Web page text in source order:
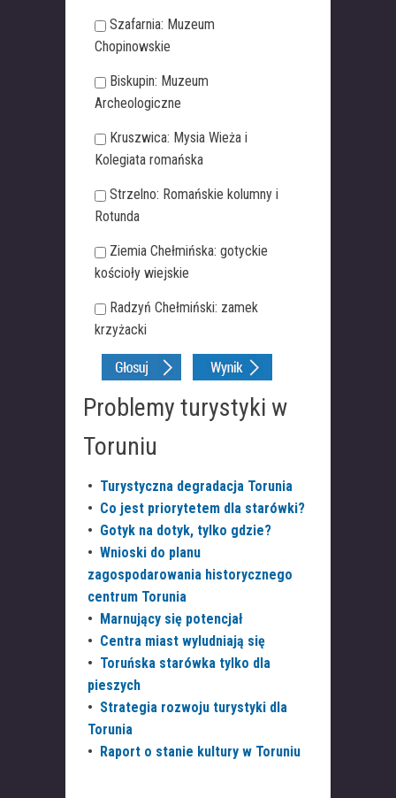
Szafarnia: Muzeum
Chopinowskie
Biskupin: Muzeum
Archeologiczne
Kruszwica: Mysia Wieża i
Kolegiata romańska
Strzelno: Romańskie kolumny i
Rotunda
Ziemia Chełmińska: gotyckie
kościoły wiejskie
Radzyń Chełmiński: zamek
krzyżacki
Problemy turystyki w
Toruniu
• Turystyczna degradacja Torunia
• Co jest priorytetem dla starówki?
• Gotyk na dotyk, tylko gdzie?
• Wnioski do planu
zagospodarowania historycznego
centrum Torunia
•
Marnujący się potencjał
• Centra miast wyludniają się
• Toruńska starówka tylko dla
pieszych
• Strategia rozwoju turystyki dla
Torunia
•
Raport o stanie kultury w Toruniu